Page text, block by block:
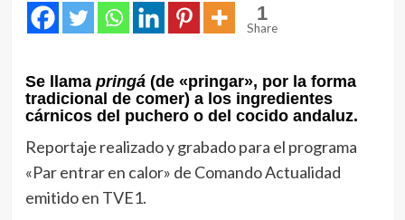
1
Share
Se llama pringá(de «pringar»,​ por la forma
tradicional de comer) a los ingredientes
cárnicos del puchero o del cocido andaluz.
Reportaje realizado y grabado para el programa
«Par entrar en calor» de Comando Actualidad
emitido en TVE1.